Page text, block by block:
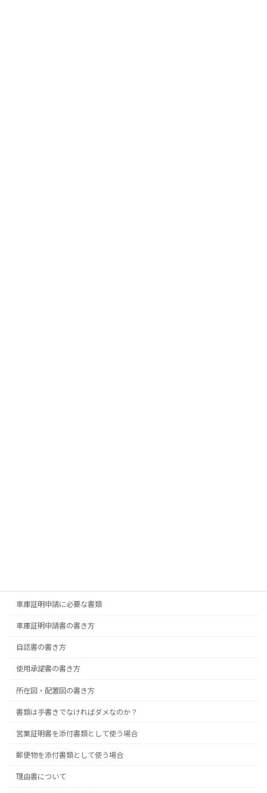
車庫証明申請に必要な書類
車庫証明申請書の書き方
自認書の書き方
使用承諾書の書き方
所在図・配置図の書き方
書類は手書きでなければダメなのか？
営業証明書を添付書類として使う場合
郵便物を添付書類として使う場合
理由書について